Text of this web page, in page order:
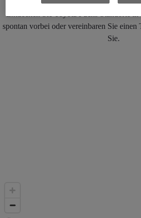
Entdecken Sie Toyota Fuchs Standorte
spontan vorbei oder vereinbaren Sie
Sie.